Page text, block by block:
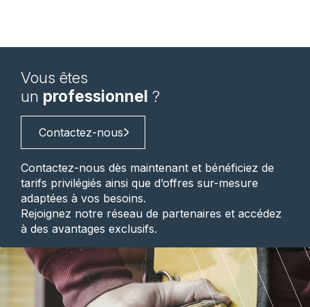
Vous êtes
un professionnel ?
Contactez-nous
Contactez-nous dès maintenant et bénéficiez de
tarifs privilégiés ainsi que d’offres sur-mesure
adaptées à vos besoins.
Rejoignez notre réseau de partenaires et accédez
à des avantages exclusifs.